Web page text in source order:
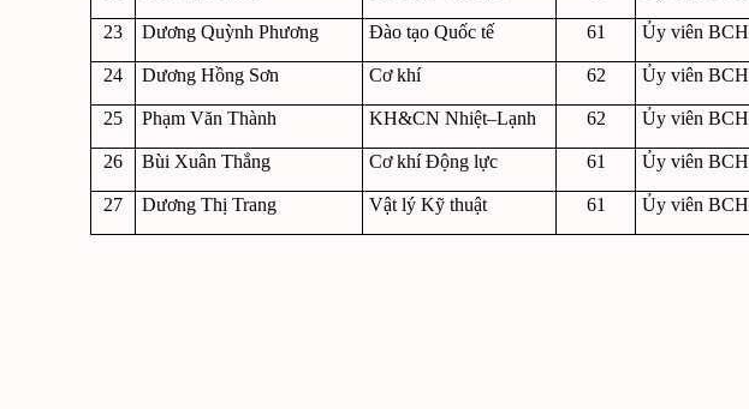
23 Dương Quỳnh Phương Đào tạo Quốc tế 61 Ủy viên BCH
24 Dương Hồng Sơn Cơ khí 62 Ủy viên BCH
25 Phạm Văn Thành KH&CN Nhiệt–Lạnh 62 Ủy viên BCH
26 Bùi Xuân Thắng Cơ khí Động lực 61 Ủy viên BCH
27 Dương Thị Trang Vật lý Kỹ thuật 61 Ủy viên BCH